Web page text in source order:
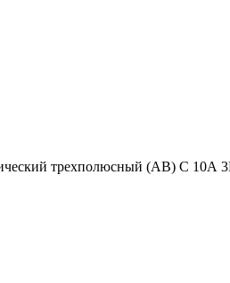
трехполюсный (АВ) С 10А